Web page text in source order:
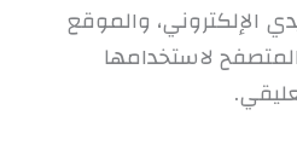
الإلكتروني، والموقع
لاستخدامها